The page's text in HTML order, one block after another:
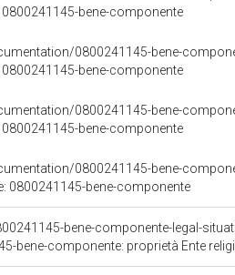
bene-componente
bene-componente
bene-componente
0800241145-bene-componente
bene-componente: proprietà Ente